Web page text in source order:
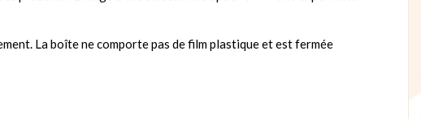
La boîte ne comporte pas de film plastique et est fermée